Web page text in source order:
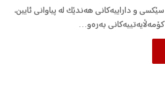
و داراییەکانی هەندێک لە پیاوانی ئایین،
بەرەو…